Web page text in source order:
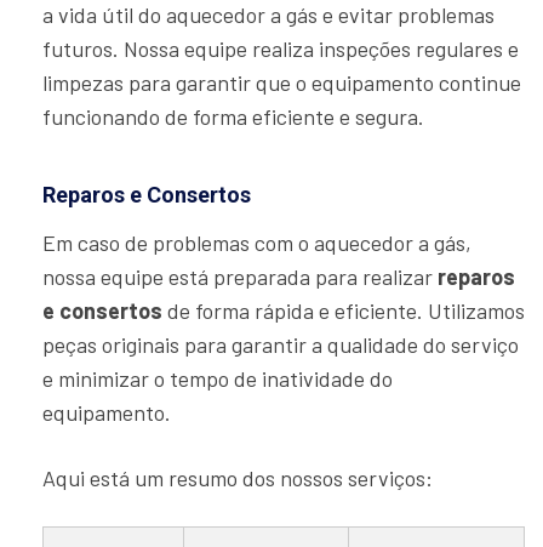
a vida útil do aquecedor a gás e evitar problemas
futuros. Nossa equipe realiza inspeções regulares e
limpezas para garantir que o equipamento continue
funcionando de forma eficiente e segura.
Reparos e Consertos
Em caso de problemas com o aquecedor a gás,
nossa equipe está preparada para realizar reparos
e consertos de forma rápida e eficiente. Utilizamos
peças originais para garantir a qualidade do serviço
e minimizar o tempo de inatividade do
equipamento.
Aqui está um resumo dos nossos serviços: